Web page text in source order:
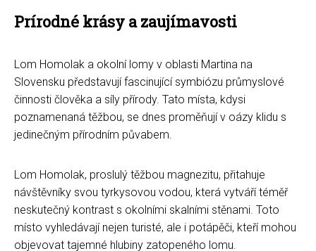
Prírodné krásy a zaujímavosti
Lom Homolak a okolní lomy v oblasti Martina na
Slovensku představují fascinující symbiózu průmyslové
činnosti člověka a síly přírody. Tato místa, kdysi
poznamenaná těžbou, se dnes proměňují v oázy klidu s
jedinečným přírodním půvabem.
Lom Homolak, proslulý těžbou magnezitu, přitahuje
návštěvníky svou tyrkysovou vodou, která vytváří téměř
neskutečný kontrast s okolními skalními stěnami. Toto
místo vyhledávají nejen turisté, ale i potápěči, kteří mohou
objevovat tajemné hlubiny zatopeného lomu.